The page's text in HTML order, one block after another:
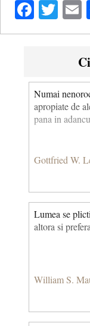
Numai
apropiate de
pana in
Gottfried W.
Lumea se
altora si
William S.